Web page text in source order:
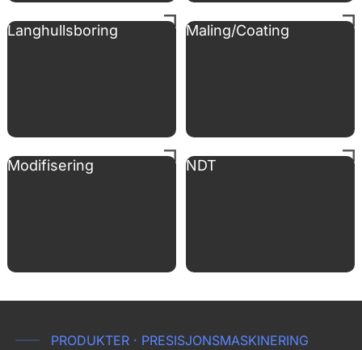
Langhullsboring Maling/Coating
Modifisering NDT
PRODUKTER · PRESISJONSMASKINERING